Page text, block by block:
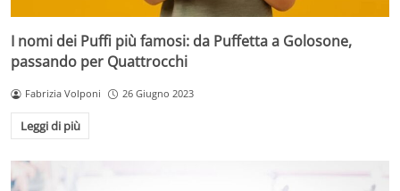
I nomi dei Puffi più famosi: da Puffetta a Golosone,
passando per Quattrocchi
Fabrizia Volponi 26 Giugno 2023
Leggi di più